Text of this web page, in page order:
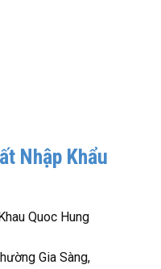
Nhập Khẩu
Quoc Hung
Gia Sàng,